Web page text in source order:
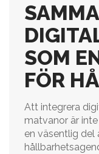
SOM
FÖR
Att integrera
matvanor är
en väsentlig del